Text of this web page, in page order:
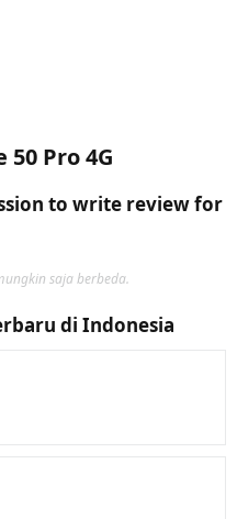
Pro 4G
to write review for
saja berbeda.
di Indonesia